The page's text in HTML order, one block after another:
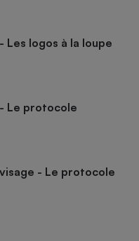
Les logos à la loupe
Le protocole
- Le protocole